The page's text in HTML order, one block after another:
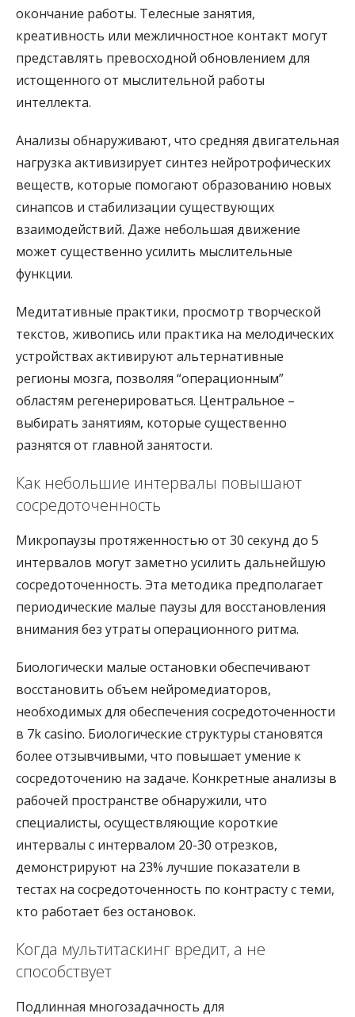
окончание работы. Телесные занятия,
креативность или межличностное контакт могут
представлять превосходной обновлением для
истощенного от мыслительной работы
интеллекта.
Анализы обнаруживают, что средняя двигательная
нагрузка активизирует синтез нейротрофических
веществ, которые помогают образованию новых
синапсов и стабилизации существующих
взаимодействий. Даже небольшая движение
может существенно усилить мыслительные
функции.
Медитативные практики, просмотр творческой
текстов, живопись или практика на мелодических
устройствах активируют альтернативные
регионы мозга, позволяя “операционным”
областям регенерироваться. Центральное –
выбирать занятиям, которые существенно
разнятся от главной занятости.
Как небольшие интервалы повышают
сосредоточенность
Микропаузы протяженностью от 30 секунд до 5
интервалов могут заметно усилить дальнейшую
сосредоточенность. Эта методика предполагает
периодические малые паузы для восстановления
внимания без утраты операционного ритма.
Биологически малые остановки обеспечивают
восстановить объем нейромедиаторов,
необходимых для обеспечения сосредоточенности
в 7k casino. Биологические структуры становятся
более отзывчивыми, что повышает умение к
сосредоточению на задаче. Конкретные анализы в
рабочей пространстве обнаружили, что
специалисты, осуществляющие короткие
интервалы с интервалом 20-30 отрезков,
демонстрируют на 23% лучшие показатели в
тестах на сосредоточенность по контрасту с теми,
кто работает без остановок.
Когда мультитаскинг вредит, а не
способствует
Подлинная многозадачность для